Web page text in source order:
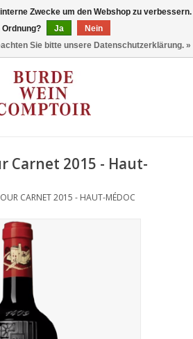
Carnet 2015 - Haut-
CARNET 2015 - HAUT-MÉDOC
Zwecke um den Webshop zu verbessern.
Ordnung?
Ja
Nein
Sie bitte unsere Datenschutzerklärung. »